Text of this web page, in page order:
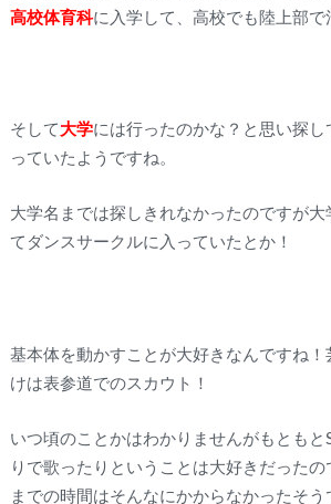
高校体育科に入学して、高校でも陸上部で
そして 大学には行ったのかな？と思い探
っていたようですね。
大学名までは探しきれなかったのですが大
てダンスサークルに入っていたとか！
基本体を動かすことが大好きなんですね
けは表参道でのスカウト！
いつ頃のことかはわかりませんがもともと
りで歌ったりということは大好きだった
までの時間はそんなにかからなかったそう